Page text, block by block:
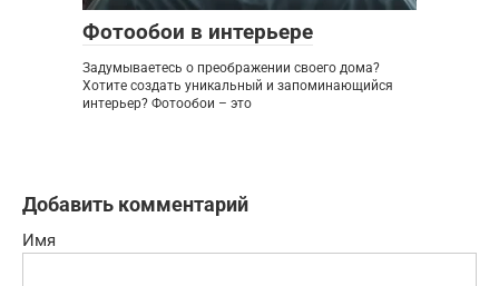
Фотообои в интерьере
Задумываетесь о преображении своего дома?
Хотите создать уникальный и запоминающийся
интерьер? Фотообои – это
Добавить комментарий
Имя